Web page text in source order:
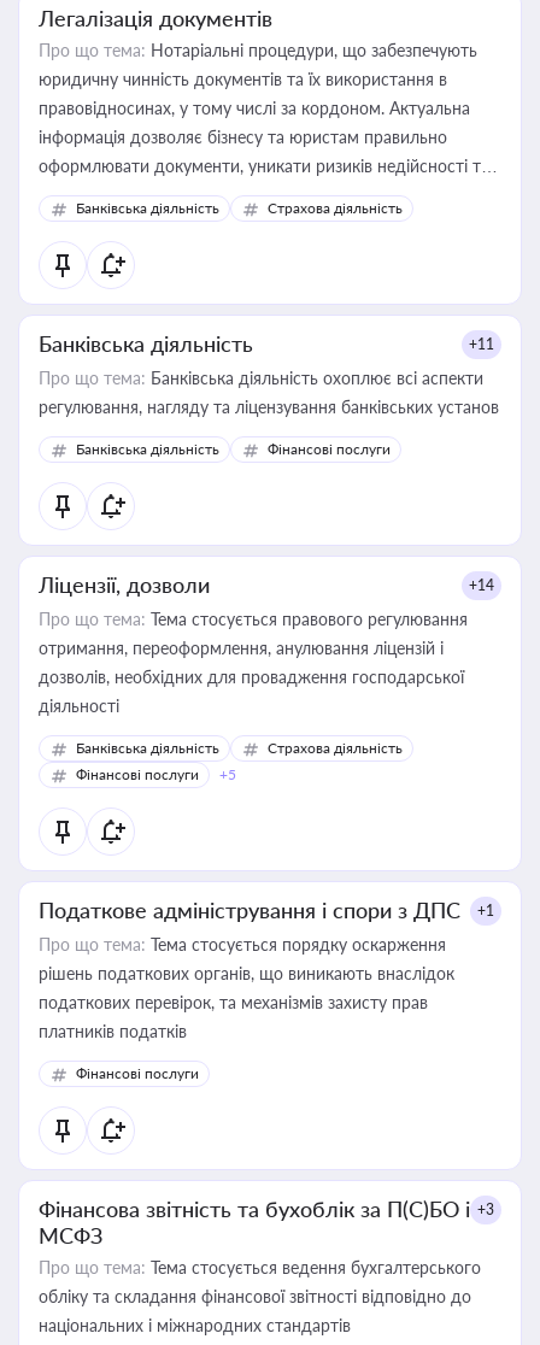
Легалізація документів
Про що тема: Нотаріальні процедури, що забезпечують
юридичну чинність документів та їх використання в
правовідносинах, у тому числі за кордоном. Актуальна
інформація дозволяє бізнесу та юристам правильно
оформлювати документи, уникати ризиків недійсності та
забезпечувати їх належне прийняття органами влади та
контрагентами
Банківська діяльність Страхова діяльність
Банківська діяльність +11
Про що тема: Банківська діяльність охоплює всі аспекти
регулювання, нагляду та ліцензування банківських установ
Банківська діяльність Фінансові послуги
Ліцензії, дозволи +14
Про що тема: Тема стосується правового регулювання
отримання, переоформлення, анулювання ліцензій і
дозволів, необхідних для провадження господарської
діяльності
Банківська діяльність
Страхова діяльність
Фінансові послуги
+5
Податкове адміністрування і спори з ДПС +1
Про що тема: Тема стосується порядку оскарження
рішень податкових органів, що виникають внаслідок
податкових перевірок, та механізмів захисту прав
платників податків
Фінансові послуги
Фінансова звітність та бухоблік за П(С)БО і
МСФЗ
+3
Про що тема: Тема стосується ведення бухгалтерського
обліку та складання фінансової звітності відповідно до
національних і міжнародних стандартів